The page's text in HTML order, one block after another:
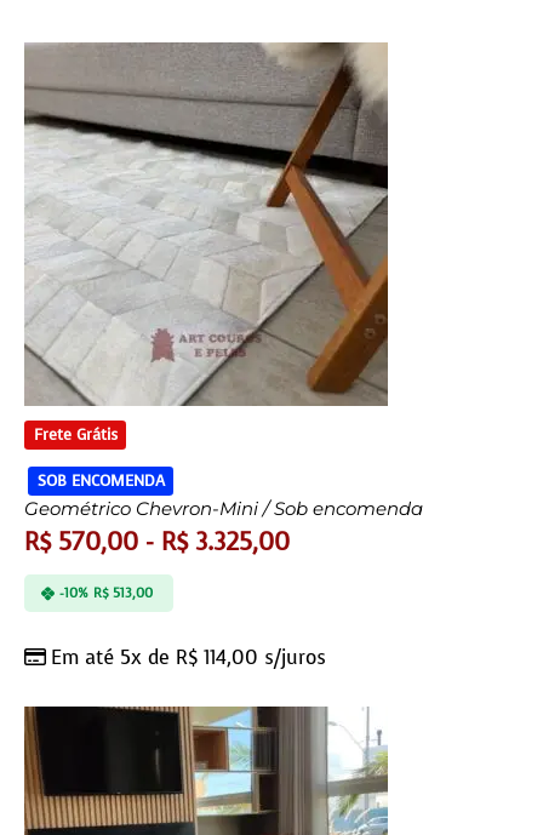
Frete Grátis
SOB ENCOMENDA
Geométrico Chevron-Mini / Sob encomenda
R$570,00 - R$3.325,00
Em até 5x de R$ 114,00 s/juros
-10% R$513,00